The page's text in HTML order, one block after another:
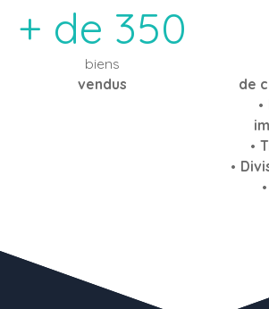
+ de 350
biens
vendus
de